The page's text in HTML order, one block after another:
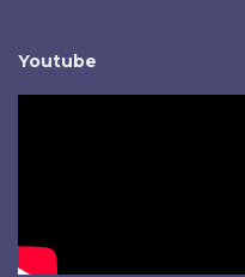
Youtube